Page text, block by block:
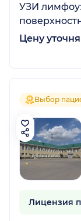
УЗИ
Цену
Выбор
Лицензия